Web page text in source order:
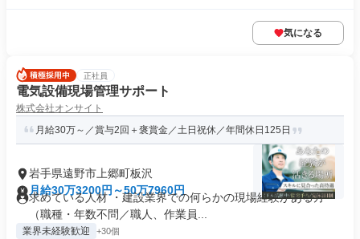
気になる
正社員
電気設備現場管理サポート
株式会社オンサイト
月給30万～／賞与2回＋褒賞金／土日祝休／年間休日125日
岩手県遠野市上郷町板沢
月給30万3200円～50万7960円
求めている人材 ・建設業界での何らかの現場経験がある方
（職種・年数不問／職人、作業員...
業界未経験歓迎 +30個